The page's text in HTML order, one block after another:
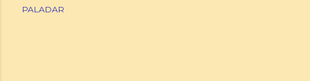
PALADAR